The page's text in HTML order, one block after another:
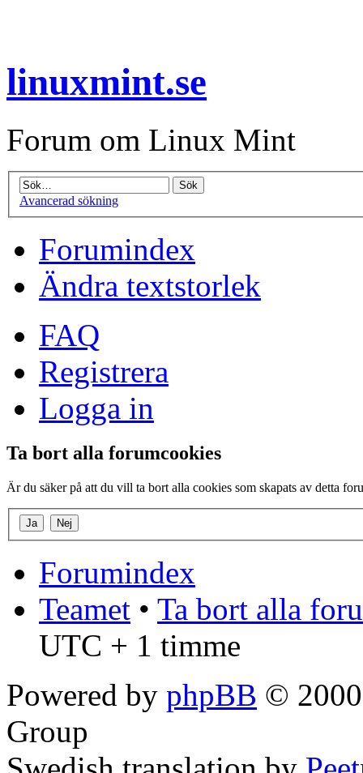
linuxmint.se
Forum om Linux Mint
Avancerad sökning
Forumindex
Ändra textstorlek
FAQ
Registrera
Logga in
Ta bort alla forumcookies
Är du säker på att du vill ta bort alla cookies som skapats av detta
Forumindex
Teamet • Ta bort alla
UTC + 1 timme
Powered by phpBB ©
Group